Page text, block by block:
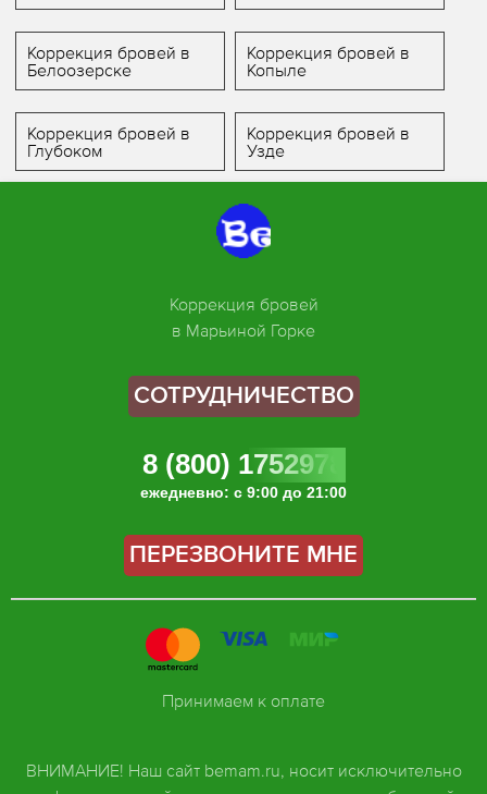
Коррекция бровей в
Белоозерске
Коррекция бровей в
Копыле
Коррекция бровей в
Глубоком
Коррекция бровей в
Узде
Коррекция бровей
в Марьиной Горке
СОТРУДНИЧЕСТВО
8 (800) 1752978
ежедневно: с 9:00 до 21:00
ПЕРЕЗВОНИТЕ МНЕ
ВНИМАНИЕ! Наш сайт bemam.ru, носит исключительно
Принимаем к оплате